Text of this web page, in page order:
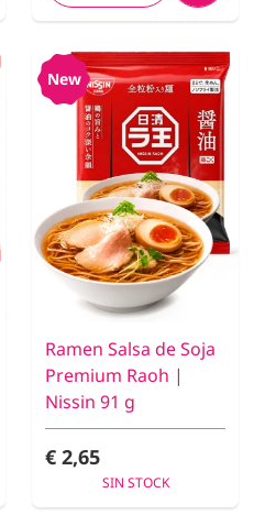
New
Ramen Salsa de Soja
Premium Raoh |
Nissin 91 g
€ 2,65
SIN STOCK